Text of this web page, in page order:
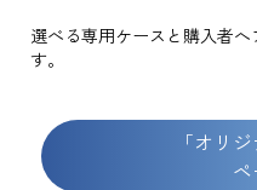
選べる専用ケースと購入者
す。
「オリ